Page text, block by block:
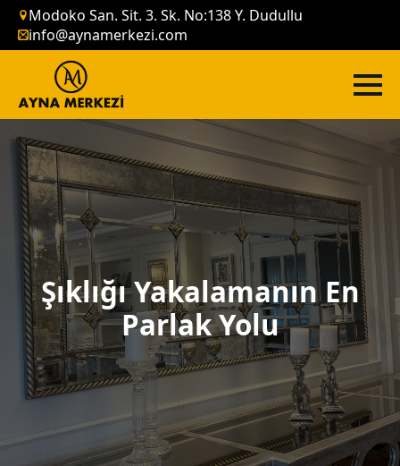
Modoko San. Sit. 3. Sk. No:138 Y. Dudullu
info@aynamerkezi.com
Şıklığı Yakalamanın En
Parlak Yolu